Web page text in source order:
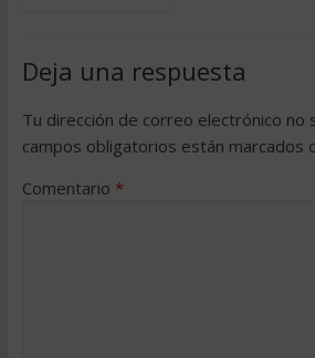
Deja una respuesta
Tu dirección de correo electrónico no
campos obligatorios están marcados
Comentario *